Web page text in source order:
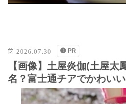
2026.07.30 PR
【画像】土屋炎伽(土屋太
名？富士通チアでかわいい